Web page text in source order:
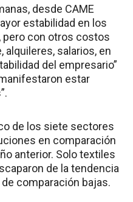
desde CAME
estabilidad en los
pero con otros costos
salarios, en
del empresario”
estar
de los siete sectores
en comparación
anterior. Solo textiles
de la tendencia
comparación bajas.